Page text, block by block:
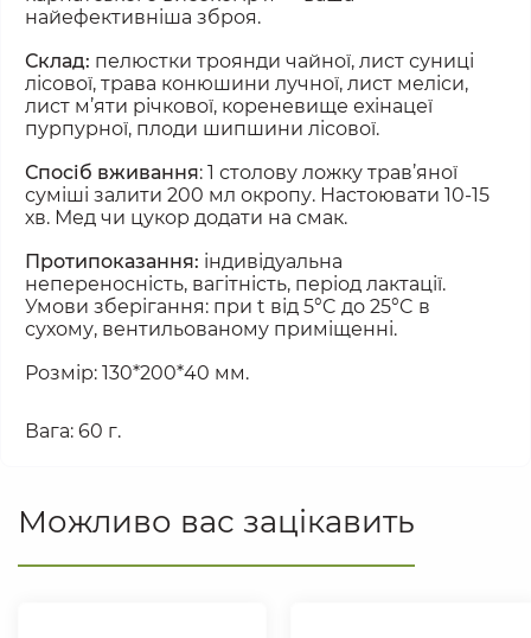
найефективніша зброя.
Склад: пелюстки троянди чайної, лист суниці
лісової, трава конюшини лучної, лист меліси,
лист м’яти річкової, кореневище ехінацеї
пурпурної, плоди шипшини лісової.
Спосіб вживання: 1 столову ложку трав’яної
суміші залити 200 мл окропу. Настоювати 10-15
хв. Мед чи цукор додати на смак.
Протипоказання: індивідуальна
непереносність, вагітність, період лактації.
Умови зберігання: при t від 5°C до 25°C в
сухому, вентильованому приміщенні.
Розмір: 130*200*40 мм.
Вага: 60 г.
Можливо вас зацікавить